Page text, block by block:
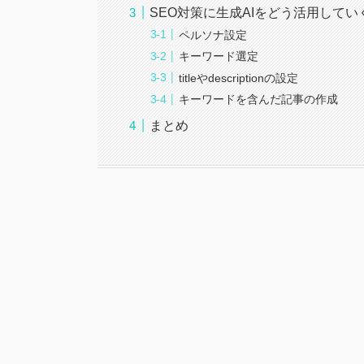
SEO対策に生成AIをどう活用してい
ペルソナ設定
キーワード選定
titleやdescriptionの設定
キーワードを含んだ記事の作成
まとめ